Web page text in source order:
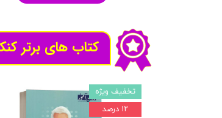
تخفیف ویژه
۱۲ درصد
کتاب های برتر